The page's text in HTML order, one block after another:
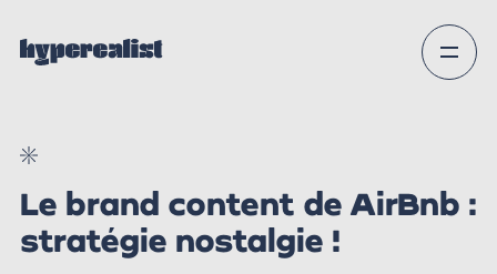
Le brand content de AirBnb :
stratégie nostalgie !